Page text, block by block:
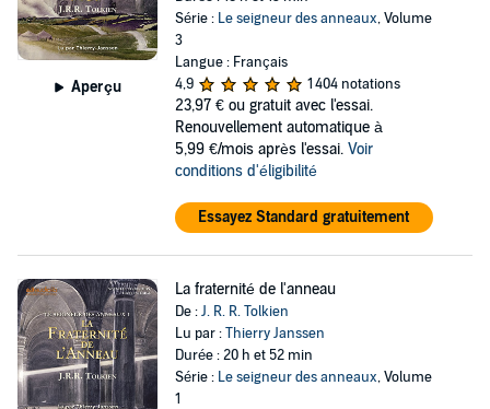
aux ventes des livres de la série, de nombreux
spectateurs souhaitant en savoir davantage sur le monde
fictif de la Terre du Milieu et les aventures de Frodon
Sacquet.
En tant que philologue, Tolkien montrera tout au long de
sa carrière son amour des langues. Il était notamment
passionné par les langues anciennes telles que le
Gaélique, ou l'alphabet runique. Pour Le seigneur des
anneaux, il imaginera pas moins d'une dizaine de langues
construites ainsi que plusieurs systèmes d’écriture pour
ces langues qui contribuent à enrichir l'univers fictif qu'il
a créé.
Aperçu
Série : Le seigneur des anneaux, Volume
3
Langue : Français
4,9
1 404 notations
23,97 € ou gratuit avec l'essai.
Renouvellement automatique à
5,99 €/mois après l'essai. Voir
conditions d'éligibilité
Essayez Standard gratuitement
La fraternité de l'anneau
De :J. R. R. Tolkien
Lu par :Thierry Janssen
Durée : 20 h et 52 min
Série : Le seigneur des anneaux, Volume
1